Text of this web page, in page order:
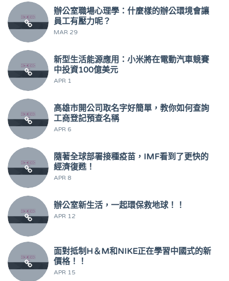
辦公室職場心理學：什麼樣的辦公環境會讓
員工有壓力呢？
MAR 29
新型生活能源應用：小米將在電動汽車競賽
中投資100億美元
APR 1
高雄市開公司取名字好簡單，教你如何查詢
工商登記預查名稱
APR 6
隨著全球部署接種疫苗，IMF看到了更快的
經濟復甦！
APR 8
辦公室新生活，一起環保救地球！！
APR 12
面對抵制H＆M和NIKE正在學習中國式的新
價格！！
APR 15